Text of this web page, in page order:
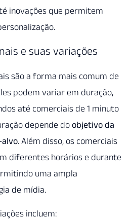
inovações que permitem
e suas variações
são a forma mais comum de
podem variar em duração,
até comerciais de 1 minuto
depende do objetivo da
. Além disso, os comerciais
diferentes horários e durante
uma ampla
de mídia.
incluem: